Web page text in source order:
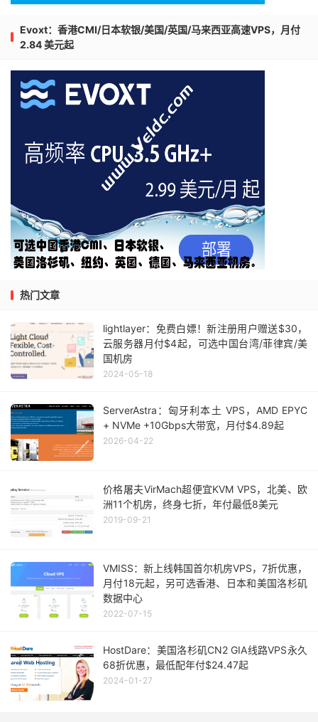
Evoxt：香港CMI/日本软银/美国/英国/马来西亚高速VPS，月付
2.84 美元起
热门文章
lightlayer：免费白嫖！新注册用户赠送$30，
云服务器月付$4起，可选中国台湾/菲律宾/美
国机房
2024-05-18
ServerAstra：匈牙利本土 VPS，AMD EPYC
+ NVMe +10Gbps大带宽，月付$4.89起
2026-04-22
价格屠夫VirMach超便宜KVM VPS，北美、欧
洲11个机房，终身七折，年付最低8美元
2019-09-21
VMISS：新上线韩国首尔机房VPS，7折优惠，
月付18元起，另可选香港、日本和美国洛杉矶
数据中心
2022-07-15
HostDare：美国洛杉矶CN2 GIA线路VPS永久
68折优惠，最低配年付$24.47起
2024-01-27